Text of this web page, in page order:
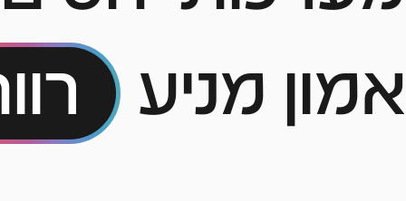
אמון מניע